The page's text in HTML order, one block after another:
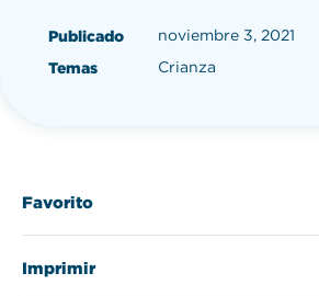
Publicado
noviembre 3, 2021
Temas
Crianza
Favorito
Imprimir